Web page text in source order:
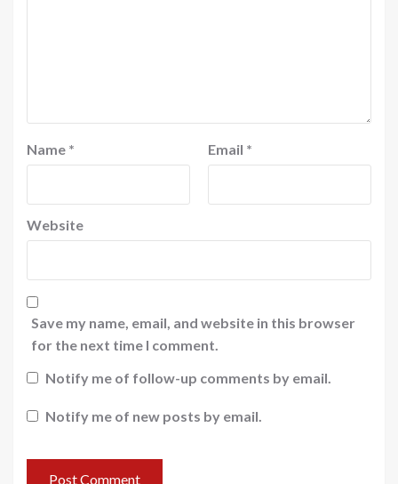
Name * Email *
Website
Save my name, email, and website in this browser
for the next time I comment.
Notify me of follow-up comments by email.
Notify me of new posts by email.